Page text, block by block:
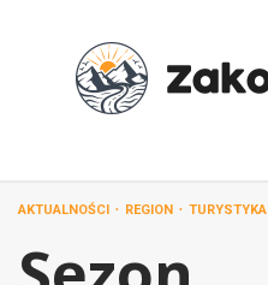
AKTUALNOŚCI REGION TURYSTYKA